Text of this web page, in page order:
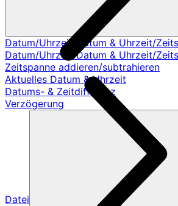
Datum/Uhrzeit/Datum & Uhrzeit/
Datum/Uhrzeit/Datum & Uhrzeit/
Zeitspanne addieren/subtrahieren
Aktuelles Datum & Uhrzeit
Datums- & Zeitdifferenz
Verzögerung
Datei